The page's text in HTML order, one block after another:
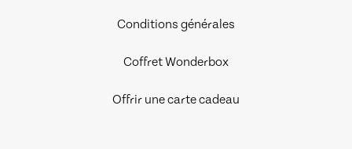
Conditions générales
Coffret Wonderbox
Offrir une carte cadeau